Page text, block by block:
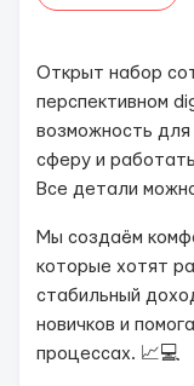
Открыт набор
перспективном
возможность для
сферу и
Все детали
Мы создаём
которые хотят
стабильный
новичков и
процессах. 📈💻